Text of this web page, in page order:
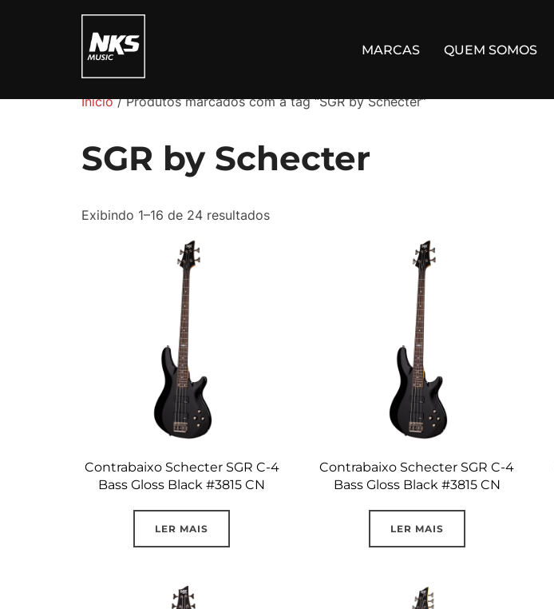
MARCAS QUEM SOMOS
Início/ Produtos marcados com a tag “SGR by Schecter”
SGR by Schecter
Exibindo 1–16 de 24 resultados
Contrabaixo Schecter SGR C-4
Bass Gloss Black #3815 CN
LER MAIS
Contrabaixo Schecter SGR C-4
Bass Gloss Black #3815 CN
LER MAIS